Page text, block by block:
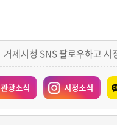
거제시청 SNS 팔로우하고 시
관광소식 시정소식